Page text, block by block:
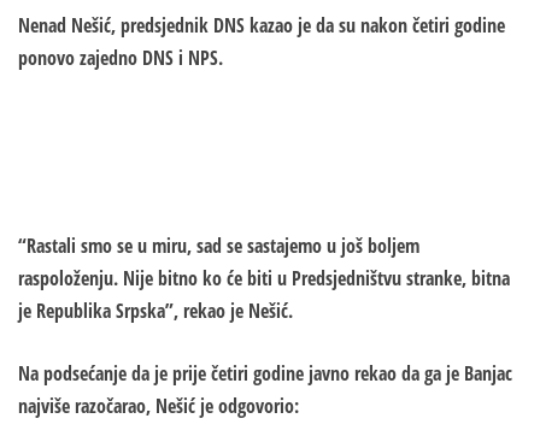
Nenad Nešić, predsjednik DNS kazao je da su nakon četiri godine
ponovo zajedno DNS i NPS.
“Rastali smo se u miru, sad se sastajemo u još boljem
raspoloženju. Nije bitno ko će biti u Predsjedništvu stranke, bitna
je Republika Srpska”, rekao je Nešić.
Na podsećanje da je prije četiri godine javno rekao da ga je Banjac
najviše razočarao, Nešić je odgovorio: